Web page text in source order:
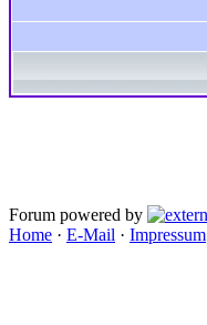
Forum powered by
Home · E-Mail · Impressum